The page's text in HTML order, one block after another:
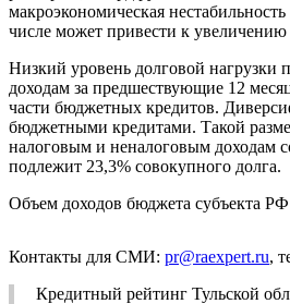
макроэкономическая
числе может привести к
Низкий уровень долговой нагрузки
доходам за предшествующие 12
части бюджетных кредитов.
бюджетными кредитами. Такой
налоговым и неналоговым доходам
подлежит 23,3% совокупного долга.
Объем доходов бюджета субъекта
Контакты для СМИ: pr@raexpert.ru,
Кредитный рейтинг Тульской